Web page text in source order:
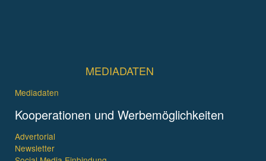
MEDIADATEN
Mediadaten
Kooperationen und Werbemöglichkeiten
Advertorial
Newsletter